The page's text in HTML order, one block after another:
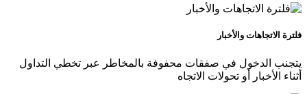
فلترة الاتجاهات والأخبار
يتجنب الدخول في صفقات محفوفة بالمخاطر عبر تخطي التداول
أثناء الأخبار أو تحولات الاتجاه